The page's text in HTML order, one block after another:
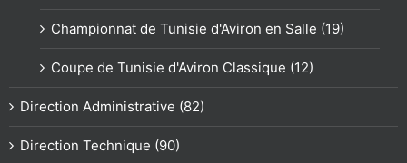
Championnat de Tunisie d'Aviron en Salle (19)
Coupe de Tunisie d'Aviron Classique (12)
Direction Administrative (82)
Direction Technique (90)